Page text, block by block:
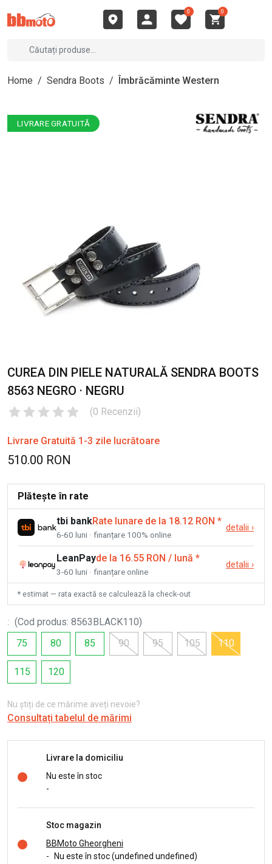
0 0
Home / Sendra Boots / Îmbrăcăminte Western
LIVRARE GRATUITĂ
CUREA DIN PIELE NATURALĂ SENDRA BOOTS
8563 NEGRO · NEGRU
(0 Recenzii)
Livrare Gratuită 1-3 zile lucrătoare
510.00 RON
Plătește în rate
tbi bankRate lunare de la 18.12 RON *
6-60 luni · finanțare 100% online
detalii ›
LeanPayde la 16.55 RON / lună *
3-60 luni · finanțare online
detalii ›
* estimat — rata exactă se calculează la check-out
: (Cod produs: 8563BLACK110)
75
80 85 90 95 105 110
115 120
Nu știți de ce mărime aveți nevoie?
Consultați tabelul de mărimi
Livrare la domiciliu
Nu este în stoc
-
Stoc magazin
BBMoto Gheorgheni
-
Nu este în stoc (undefined undefined)